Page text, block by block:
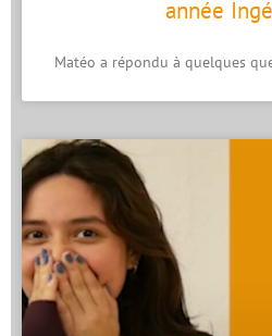
année
Matéo a répondu à quelques